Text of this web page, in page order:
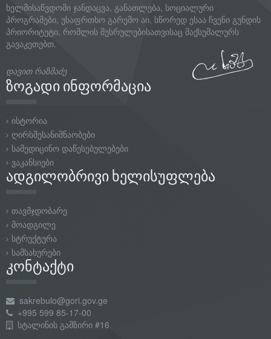
ხელმისაწვდომი ჯანდაცვა, განათლება, სოციალური
პროგრამები, უსაფრთხო გარემო აი, სწორედ ესაა ჩვენი გუნდის
პრიორიტეტი, რომლის შესრულებისათვისაც მაქსუმალურს
გავაკეთებთ.
დავით რაზმაძე
ზოგადი ინფორმაცია
ისტორია
ღირსშესანიშნაობები
სამედიცინო დაწესებულებები
ვაკანსიები
ადგილობრივი ხელისუფლება
თავმჯდობარე
მოადგილე
სტრუქტურა
სამსახურები
კონტაქტი
sakrebulo@gori.gov.ge
+995 599 85-17-00
სტალინის გამზირი #16